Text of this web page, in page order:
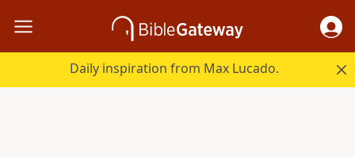
Daily inspiration from Max Lucado.